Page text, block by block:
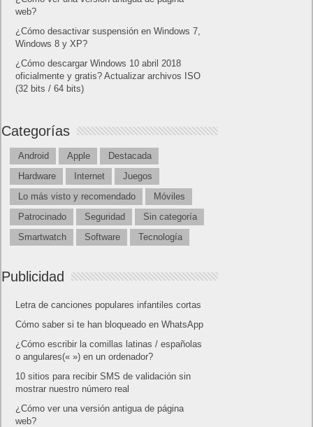
web?
¿Cómo desactivar suspensión en Windows 7,
Windows 8 y XP?
¿Cómo descargar Windows 10 abril 2018
oficialmente y gratis? Actualizar archivos ISO
(32 bits / 64 bits)
Categorías
Android Apple
Destacada
Hardware
Internet
Juegos
Lo más visto y recomendado
Móviles
Patrocinado
Seguridad
Sin categoría
Smartwatch
Software Tecnología
Publicidad
Letra de canciones populares infantiles cortas
Cómo saber si te han bloqueado en WhatsApp
¿Cómo escribir la comillas latinas / españolas
o angulares(« ») en un ordenador?
10 sitios para recibir SMS de validación sin
mostrar nuestro número real
¿Cómo ver una versión antigua de página
web?